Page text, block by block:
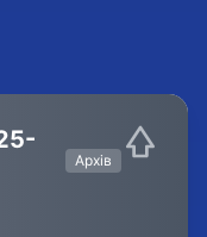
Архів